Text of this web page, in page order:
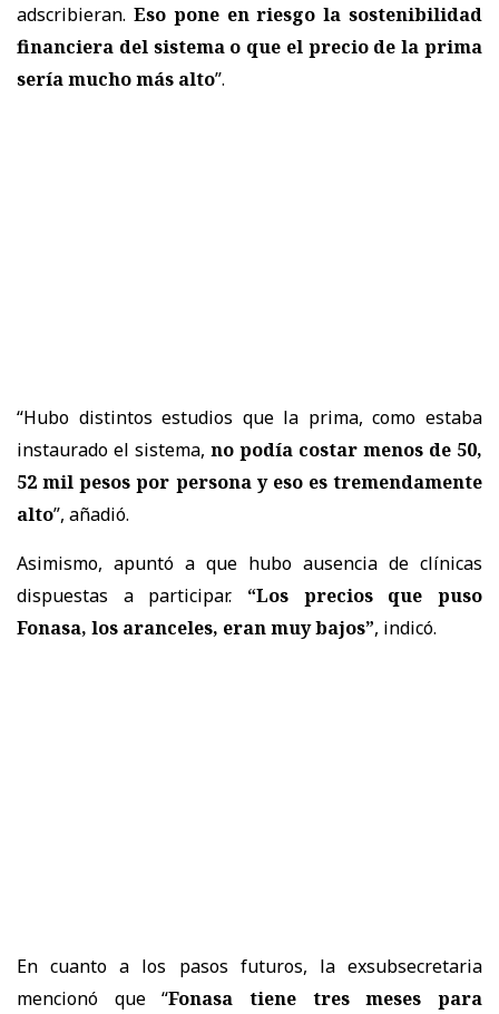
adscribieran. Eso pone en riesgo la sostenibilidad
financiera del sistema o que el precio de la prima
sería mucho más alto”.
“Hubo distintos estudios que la prima, como estaba
instaurado el sistema, no podía costar menos de 50,
52 mil pesos por persona y eso es tremendamente
alto”, añadió.
Asimismo, apuntó a que hubo ausencia de clínicas
dispuestas a participar. “Los precios que puso
Fonasa, los aranceles, eran muy bajos”, indicó.
En cuanto a los pasos futuros, la exsubsecretaria
mencionó que “Fonasa tiene tres meses para